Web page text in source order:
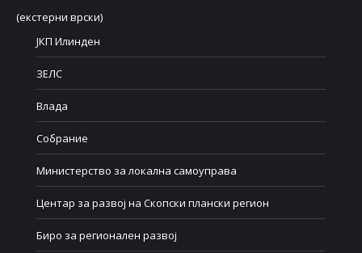
(екстерни врски)
ЈКП Илинден
ЗЕЛС
Влада
Собрание
Министерство за локална самоуправа
Центар за развој на Скопски плански регион
Биро за регионален развој